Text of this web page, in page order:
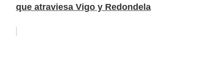
que atraviesa Vigo y Redondela